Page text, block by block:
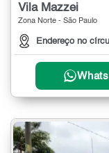
Vila Mazzei
Zona Norte - São Paulo
Endereço no